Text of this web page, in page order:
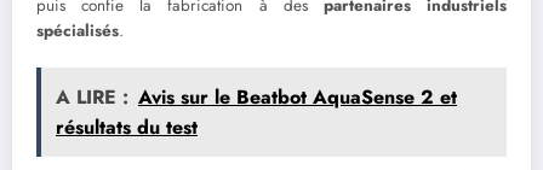
puis confie la fabrication à des partenaires industriels
spécialisés.
A LIRE : Avis sur le Beatbot AquaSense 2 et
résultats du test